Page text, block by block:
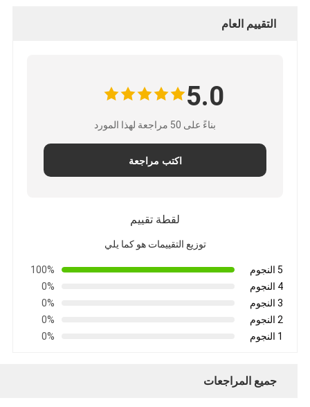
التقييم العام
5.0
بناءً على 50 مراجعة لهذا المورد
اكتب مراجعة
لقطة تقييم
توزيع التقييمات هو كما يلي
5 النجوم
100%
4 النجوم
0%
3 النجوم
0%
2 النجوم
0%
1 النجوم
0%
جميع المراجعات